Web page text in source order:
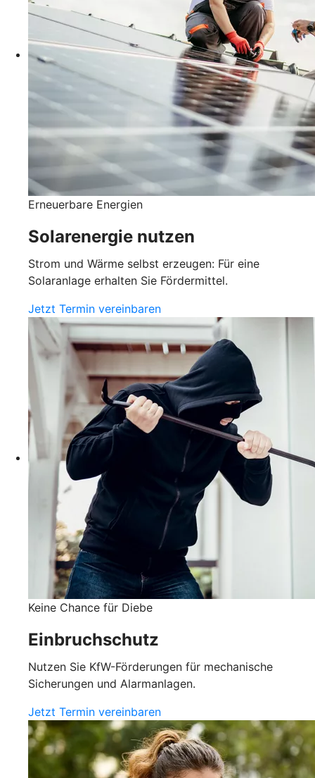
Erneuerbare Energien
Solarenergie nutzen
Strom und Wärme selbst erzeugen: Für eine
Solaranlage erhalten Sie Fördermittel.
Jetzt Termin vereinbaren
Keine Chance für Diebe
Einbruchschutz
Nutzen Sie KfW-Förderungen für mechanische
Sicherungen und Alarmanlagen.
Jetzt Termin vereinbaren